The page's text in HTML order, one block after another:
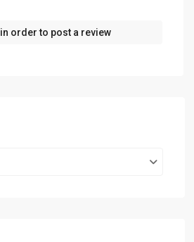
in order to post a review